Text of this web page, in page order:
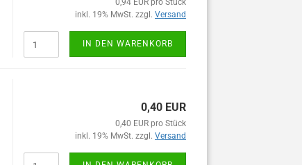
0,94 EUR pro Stück
inkl. 19% MwSt. zzgl. Versand
IN DEN WARENKORB
0,40 EUR
0,40 EUR pro Stück
inkl. 19% MwSt. zzgl. Versand